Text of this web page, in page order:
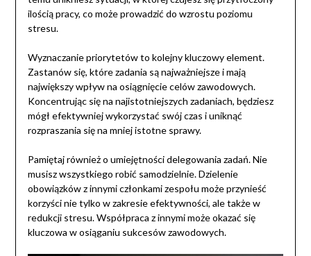
ilością pracy, co może prowadzić do wzrostu poziomu
stresu.
Wyznaczanie priorytetów to kolejny kluczowy element.
Zastanów się, które zadania są najważniejsze i mają
największy wpływ na osiągnięcie celów zawodowych.
Koncentrując się na najistotniejszych zadaniach, będziesz
mógł efektywniej wykorzystać swój czas i uniknąć
rozpraszania się na mniej istotne sprawy.
Pamiętaj również o umiejętności delegowania zadań. Nie
musisz wszystkiego robić samodzielnie. Dzielenie
obowiązków z innymi członkami zespołu może przynieść
korzyści nie tylko w zakresie efektywności, ale także w
redukcji stresu. Współpraca z innymi może okazać się
kluczowa w osiąganiu sukcesów zawodowych.